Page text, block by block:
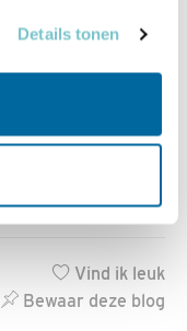
Details tonen
Vind ik leuk
Bewaar deze blog